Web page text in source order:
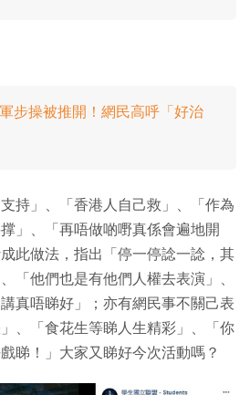
步操被推開！網民高呼「好治
持」、「香港人自己救」、「作為
」、「再唔做啲嘢真係會遍地開
此做法，指出「停一停諗一諗，其
「他們也是有他們人權去表演」、
真唔睇好」；亦有網民事不關己表
、「食花生等睇人生精彩」、「你
睇！」大家又睇好今次活動嗎？